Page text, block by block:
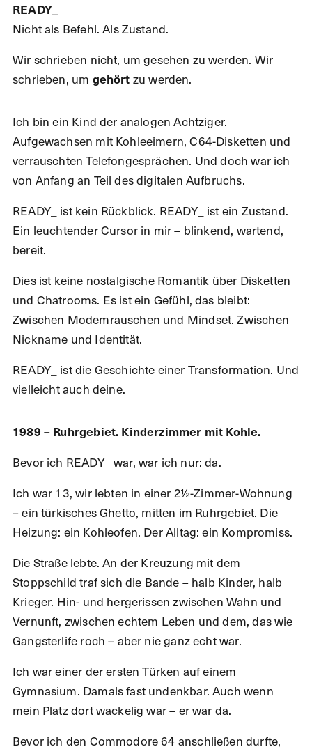
READY_
Nicht als Befehl. Als Zustand.
Wir schrieben nicht, um gesehen zu werden. Wir
schrieben, um gehört zu werden.
Ich bin ein Kind der analogen Achtziger.
Aufgewachsen mit Kohleeimern, C64-Disketten und
verrauschten Telefongesprächen. Und doch war ich
von Anfang an Teil des digitalen Aufbruchs.
READY_ ist kein Rückblick. READY_ ist ein Zustand.
Ein leuchtender Cursor in mir – blinkend, wartend,
bereit.
Dies ist keine nostalgische Romantik über Disketten
und Chatrooms. Es ist ein Gefühl, das bleibt:
Zwischen Modemrauschen und Mindset. Zwischen
Nickname und Identität.
READY_ ist die Geschichte einer Transformation. Und
vielleicht auch deine.
1989 – Ruhrgebiet. Kinderzimmer mit Kohle.
Bevor ich READY_ war, war ich nur: da.
Ich war 13, wir lebten in einer 2½-Zimmer-Wohnung
– ein türkisches Ghetto, mitten im Ruhrgebiet. Die
Heizung: ein Kohleofen. Der Alltag: ein Kompromiss.
Die Straße lebte. An der Kreuzung mit dem
Stoppschild traf sich die Bande – halb Kinder, halb
Krieger. Hin- und hergerissen zwischen Wahn und
Vernunft, zwischen echtem Leben und dem, das wie
Gangsterlife roch – aber nie ganz echt war.
Ich war einer der ersten Türken auf einem
Gymnasium. Damals fast undenkbar. Auch wenn
mein Platz dort wackelig war – er war da.
Bevor ich den Commodore 64 anschließen durfte,